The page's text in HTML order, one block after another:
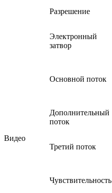
Видео
Разрешение
Электронный
затвор
Основной поток
Дополнительный
поток
Третий поток
Чувствительность